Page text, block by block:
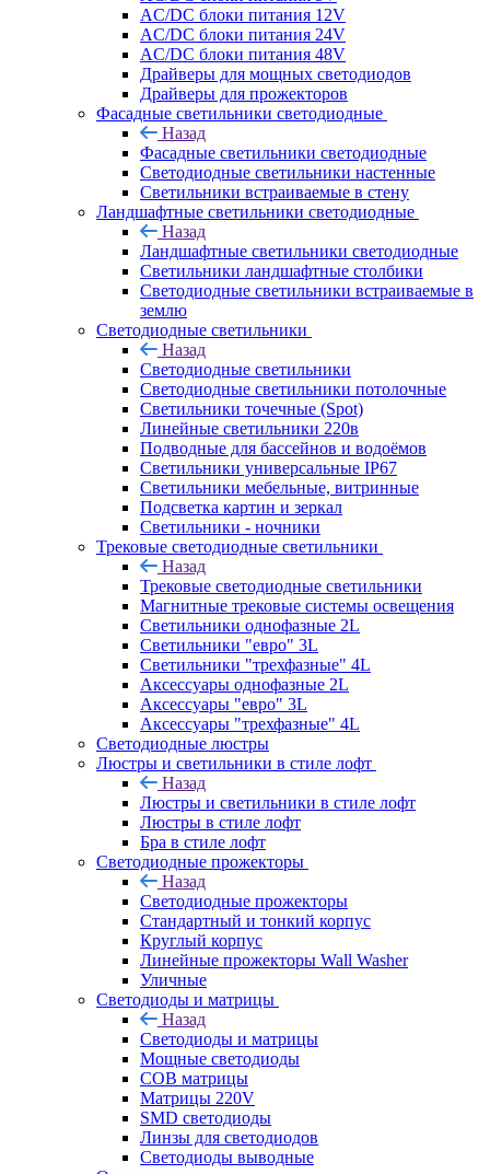
AC/DC блоки питания 12V
AC/DC блоки питания 24V
AC/DC блоки питания 48V
Драйверы для мощных светодиодов
Драйверы для прожекторов
Фасадные светильники светодиодные
Назад
Фасадные светильники светодиодные
Светодиодные светильники настенные
Светильники встраиваемые в стену
Ландшафтные светильники светодиодные
Назад
Ландшафтные светильники светодиодные
Светильники ландшафтные столбики
Светодиодные светильники встраиваемые в
землю
Светодиодные светильники
Назад
Светодиодные светильники
Светодиодные светильники потолочные
Светильники точечные (Spot)
Линейные светильники 220в
Подводные для бассейнов и водоёмов
Светильники универсальные IP67
Светильники мебельные, витринные
Подсветка картин и зеркал
Светильники - ночники
Трековые светодиодные светильники
Назад
Трековые светодиодные светильники
Магнитные трековые системы освещения
Светильники однофазные 2L
Светильники "евро" 3L
Светильники "трехфазные" 4L
Аксессуары однофазные 2L
Аксессуары "евро" 3L
Аксессуары "трехфазные" 4L
Светодиодные люстры
Люстры и светильники в стиле лофт
Назад
Люстры и светильники в стиле лофт
Люстры в стиле лофт
Бра в стиле лофт
Светодиодные прожекторы
Назад
Светодиодные прожекторы
Стандартный и тонкий корпус
Круглый корпус
Линейные прожекторы Wall Washer
Уличные
Светодиоды и матрицы
Назад
Светодиоды и матрицы
Мощные светодиоды
COB матрицы
Матрицы 220V
SMD светодиоды
Линзы для светодиодов
Светодиоды выводные